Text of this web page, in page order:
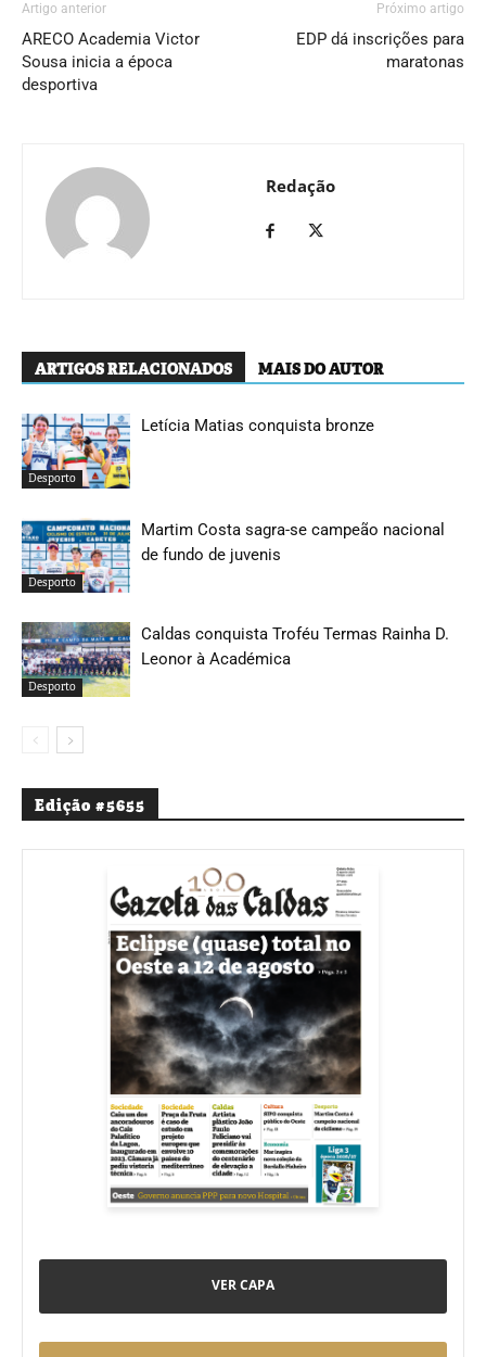
Artigo anterior
ARECO Academia Victor
Sousa inicia a época
desportiva
Próximo artigo
EDP dá inscrições para
maratonas
Redação
ARTIGOS RELACIONADOS MAIS DO AUTOR
Desporto
Letícia Matias conquista bronze
Desporto
Martim Costa sagra-se campeão nacional
de fundo de juvenis
Desporto
Caldas conquista Troféu Termas Rainha D.
Leonor à Académica
Edição #5655
VER CAPA